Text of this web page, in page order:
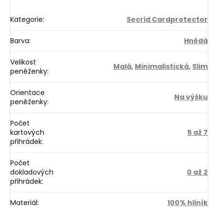
Kategorie: Secrid Cardprotector
Barva: Hnědá
Velikost
peněženky: Malá, Minimalistická, Slim
Orientace
peněženky: Na výšku
Počet
kartových
přihrádek:
5 až 7
Počet
dokladových
přihrádek:
0 až 2
Materiál: 100% hliník